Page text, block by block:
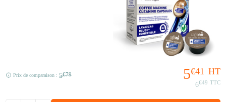
5€41 HT
6€49 TTC
Prix de comparaison : 5€79